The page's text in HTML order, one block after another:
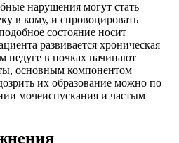
нарушения могут стать
в кому, и спровоцировать
состояние носит
развивается хроническая
недуге в почках начинают
основным компонентом
их образование можно по
мочеиспускания и частым